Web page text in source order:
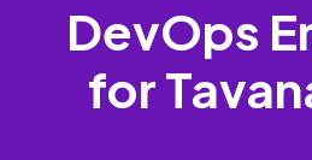
DevOps
for